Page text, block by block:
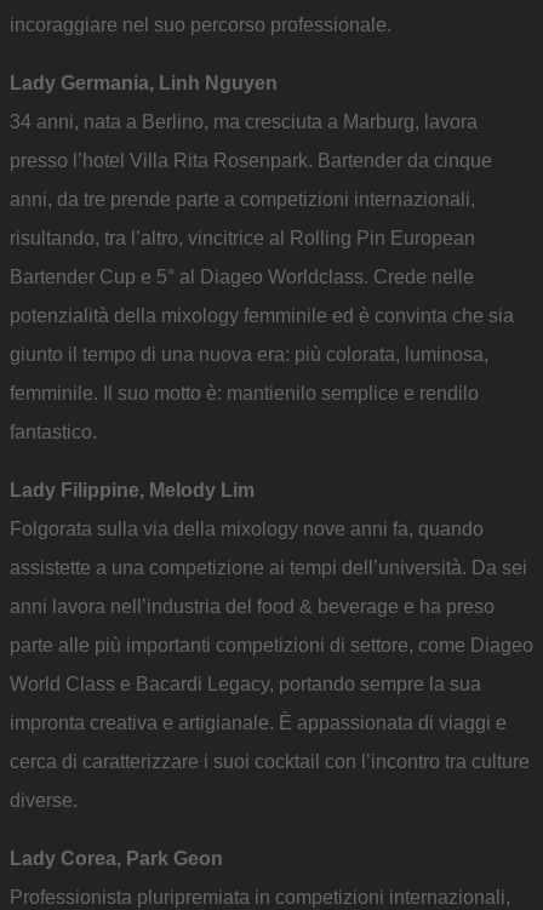
incoraggiare nel suo percorso professionale.
Lady Germania, Linh Nguyen
34 anni, nata a Berlino, ma cresciuta a Marburg, lavora
presso l’hotel Villa Rita Rosenpark. Bartender da cinque
anni, da tre prende parte a competizioni internazionali,
risultando, tra l’altro, vincitrice al Rolling Pin European
Bartender Cup e 5° al Diageo Worldclass. Crede nelle
potenzialità della mixology femminile ed è convinta che sia
giunto il tempo di una nuova era: più colorata, luminosa,
femminile. Il suo motto è: mantienilo semplice e rendilo
fantastico.
Lady Filippine, Melody Lim
Folgorata sulla via della mixology nove anni fa, quando
assistette a una competizione ai tempi dell’università. Da sei
anni lavora nell’industria del food & beverage e ha preso
parte alle più importanti competizioni di settore, come Diageo
World Class e Bacardi Legacy, portando sempre la sua
impronta creativa e artigianale. È appassionata di viaggi e
cerca di caratterizzare i suoi cocktail con l’incontro tra culture
diverse.
Lady Corea, Park Geon
Professionista pluripremiata in competizioni internazionali,